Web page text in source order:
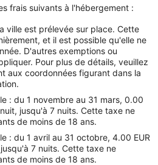
frais suivants à l'hébergement :
ville est prélevée sur place. Cette
et il est possible qu'elle ne
D'autres exemptions ou
Pour plus de détails, veuillez
aux coordonnées figurant dans la
: du 1 novembre au 31 mars, 0.00
jusqu'à 7 nuits. Cette taxe ne
de moins de 18 ans.
: du 1 avril au 31 octobre, 4.00 EUR
7 nuits. Cette taxe ne
de moins de 18 ans.